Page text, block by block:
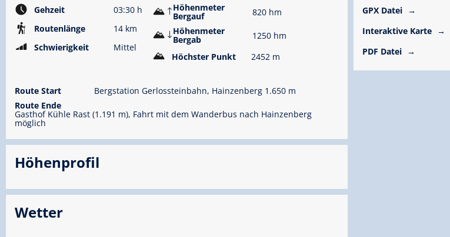
Gehzeit
03:30 h
Routenlänge
14 km
Schwierigkeit
Mittel
Höhenmeter
Bergauf
820 hm
Höhenmeter
Bergab
1250 hm
Höchster Punkt
2452 m
Route Start
Bergstation Gerlossteinbahn, Hainzenberg 1.650 m
Route Ende
Gasthof Kühle Rast (1.191 m), Fahrt mit dem Wanderbus nach Hainzenberg
möglich
Höhenprofil
Wetter
GPX Datei
Interaktive Karte
PDF Datei